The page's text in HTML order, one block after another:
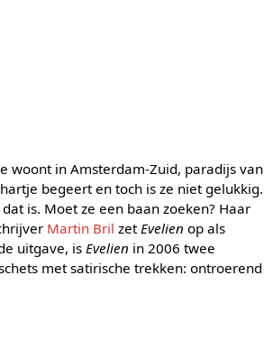
woont in Amsterdam-Zuid, paradijs van
begeert en toch is ze niet gelukkig.
is. Moet ze een baan zoeken? Haar
Martin Bril zet Evelien op als
uitgave, is Evelien in 2006 twee
met satirische trekken: ontroerend